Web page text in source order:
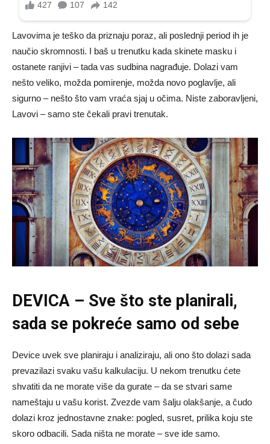
Lavovima je teško da priznaju poraz, ali poslednji period ih je
naučio skromnosti. I baš u trenutku kada skinete masku i
ostanete ranjivi – tada vas sudbina nagrađuje. Dolazi vam
nešto veliko, možda pomirenje, možda novo poglavlje, ali
sigurno – nešto što vam vraća sjaj u očima. Niste zaboravljeni,
Lavovi – samo ste čekali pravi trenutak.
DEVICA – Sve što ste planirali,
sada se pokreće samo od sebe
Device uvek sve planiraju i analiziraju, ali ono što dolazi sada
prevazilazi svaku vašu kalkulaciju. U nekom trenutku ćete
shvatiti da ne morate više da gurate – da se stvari same
nameštaju u vašu korist. Zvezde vam šalju olakšanje, a čudo
dolazi kroz jednostavne znake: pogled, susret, prilika koju ste
skoro odbacili. Sada ništa ne morate – sve ide samo.